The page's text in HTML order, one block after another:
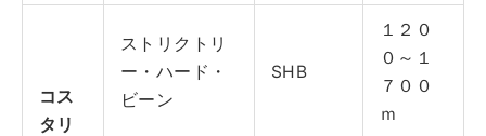
コス
タリ
ストリクトリ
ー・ハード・
ビーン
SHB
１２０
０～１
７００
ｍ